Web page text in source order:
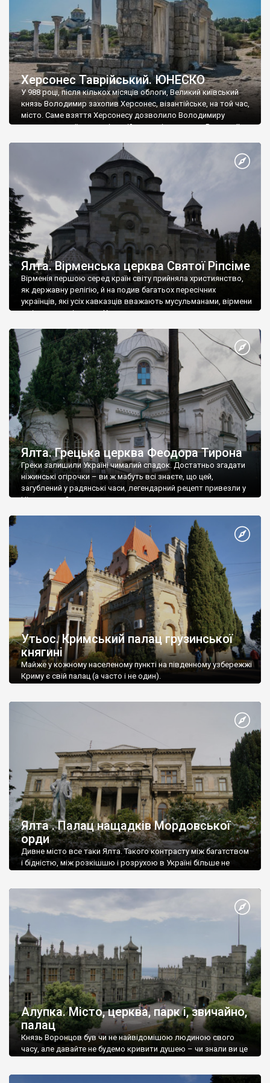
Херсонес Таврійський. ЮНЕСКО
У 988 році, після кількох місяців облоги, Великий київський
князь Володимир захопив Херсонес, візантійське, на той час,
місто. Саме взяття Херсонесу дозволило Володимиру
диктувати свої умови візантійському імператору Василю ІІ, та
Херсонесі Володимир-язичник, став Василем-християнином.
А потім було Хрещення Русі. На честь Херсонесу Таврійського
Ялта. Вірменська церква Святої Ріпсіме
Вірменія першою серед країн світу прийняла християнство,
як державну релігію, й на подив багатьох пересічних
українців, які усіх кавказців вважають мусульманами, вірмени
є відданими вірянами Христа
Ялта. Грецька церква Феодора Тирона
Греки залишили Україні чималий спадок. Достатньо згадати
ніжинські огірочки – ви ж мабуть всі знаєте, що цей,
загублений у радянські часи, легендарний рецепт привезли у
Ніжин греки?
Утьос. Кримський палац грузинської
княгині
Майже у кожному населеному пункті на південному узбережжі
Криму є свій палац (а часто і не один).
Ялта . Палац нащадків Мордовської
орди
Дивне місто все таки Ялта. Такого контрасту між багатством
і бідністю, між розкішшю і розрухою в Україні більше не
Алупка. Місто, церква, парк і, звичайно,
палац
Князь Воронцов був чи не найвідомішою людиною свого
часу, але давайте не будемо кривити душею – чи знали ви це